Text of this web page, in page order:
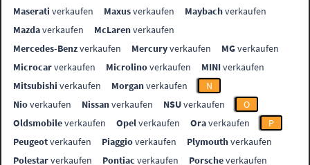
Maserati verkaufen Maxusverkaufen Maybachverkaufen
Mazdaverkaufen McLarenverkaufen
Mercedes-Benzverkaufen Mercuryverkaufen MGverkaufen
Microcarverkaufen Microlinoverkaufen MINIverkaufen
Mitsubishi verkaufen Morganverkaufen
N
Nioverkaufen Nissanverkaufen NSUverkaufen
O
Oldsmobileverkaufen Opelverkaufen Oraverkaufen
P
Peugeotverkaufen Piaggioverkaufen Plymouthverkaufen
Polestarverkaufen Pontiac verkaufen Porscheverkaufen